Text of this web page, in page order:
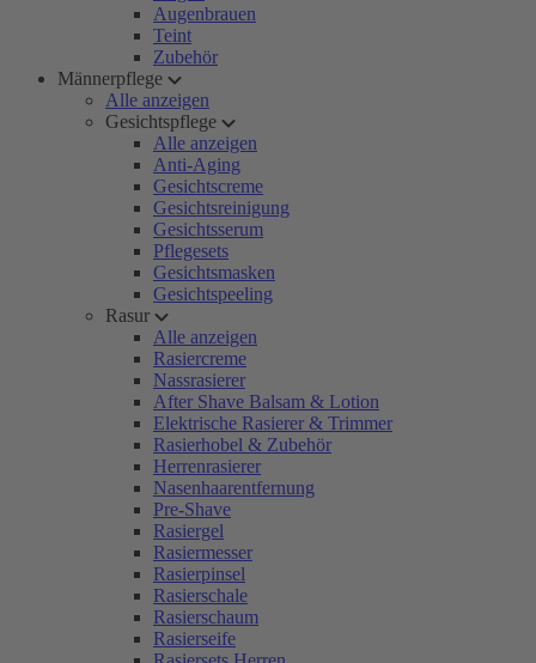
Augenbrauen
Teint
Zubehör
Männerpflege
Alle anzeigen
Gesichtspflege
Alle anzeigen
Anti-Aging
Gesichtscreme
Gesichtsreinigung
Gesichtsserum
Pflegesets
Gesichtsmasken
Gesichtspeeling
Rasur
Alle anzeigen
Rasiercreme
Nassrasierer
After Shave Balsam & Lotion
Elektrische Rasierer & Trimmer
Rasierhobel & Zubehör
Herrenrasierer
Nasenhaarentfernung
Pre-Shave
Rasiergel
Rasiermesser
Rasierpinsel
Rasierschale
Rasierschaum
Rasierseife